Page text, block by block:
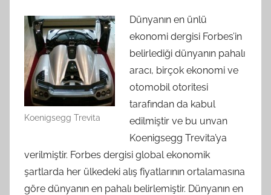
Koenigsegg Trevita
Dünyanın en ünlü
ekonomi dergisi Forbes’in
belirlediği dünyanın pahalı
aracı, birçok ekonomi ve
otomobil otoritesi
tarafından da kabul
edilmiştir ve bu unvan
Koenigsegg Trevita’ya
verilmiştir. Forbes dergisi global ekonomik
şartlarda her ülkedeki alış fiyatlarının ortalamasına
göre dünyanın en pahalı belirlemiştir. Dünyanın en